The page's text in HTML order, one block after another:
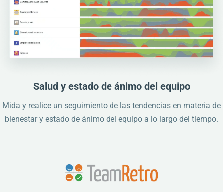
Salud y estado de ánimo del equipo
Mida y realice un seguimiento de las tendencias en materia de
bienestar y estado de ánimo del equipo a lo largo del tiempo.